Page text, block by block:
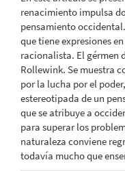
artículo
renacimiento impulsa
pensamiento
que tiene expresiones
racionalista. El gérmen
Rollewink. Se muestra
por la lucha por el
estereotipada de un
que se atribuye a
para superar los
naturaleza conviene
todavía mucho que